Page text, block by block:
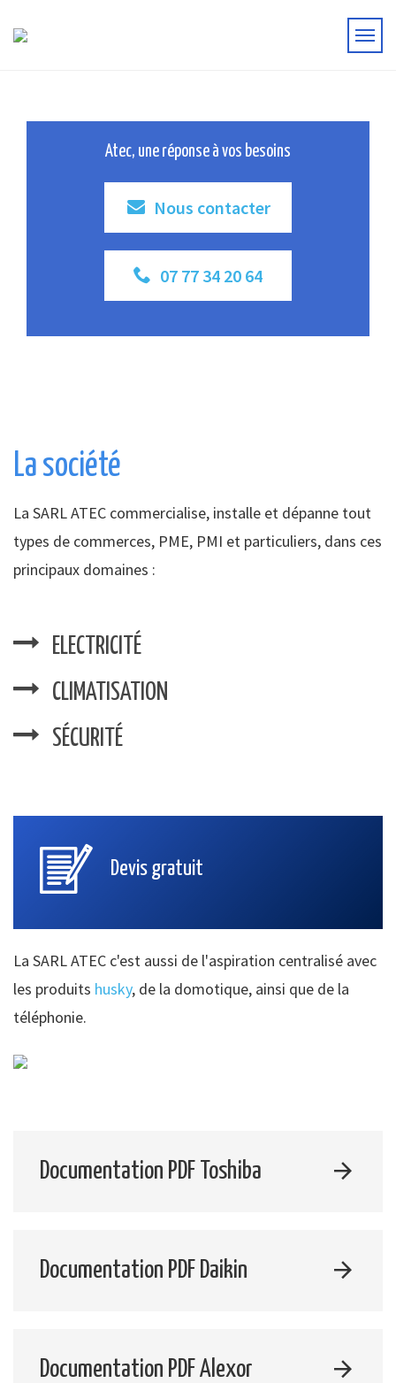
Atec, une réponse à vos besoins
Nous contacter
07 77 34 20 64
La société
La SARL ATEC commercialise, installe et dépanne tout
types de commerces, PME, PMI et particuliers, dans ces
principaux domaines :
ELECTRICITÉ
CLIMATISATION
SÉCURITÉ
Devis gratuit
La SARL ATEC c'est aussi de l'aspiration centralisé avec
les produits husky, de la domotique, ainsi que de la
téléphonie.
Documentation PDF Toshiba
Documentation PDF Daikin
Documentation PDF Alexor